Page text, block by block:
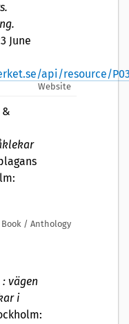
June
api/resource/
Website
&
Book / Anthology
vägen
i